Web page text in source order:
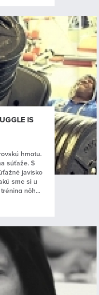
IS
hmotu.
súťaže. S
javisko
sme si u
nôh...